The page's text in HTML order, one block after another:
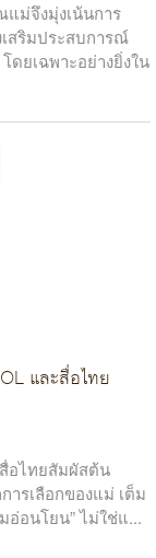
ม่จึงมุ่งเน้นการ
เสริมประสบการณ์
ดยเฉพาะอย่างยิ่งใน
และสื่อไทย
สื่อไทยสัมผัสต้น
ารเลือกของแม่ เต็ม
อนโยน” ไม่ใช่แ...